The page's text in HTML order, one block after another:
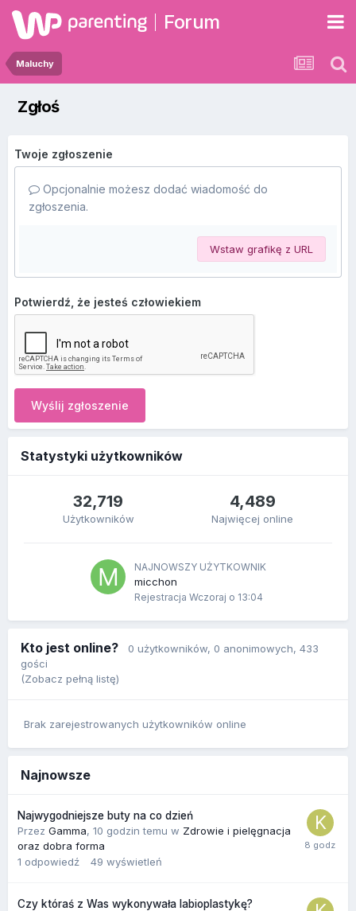
Forum
Maluchy
Zgłoś
Twoje zgłoszenie
Opcjonalnie możesz dodać wiadomość do
zgłoszenia.
Wstaw grafikę z URL
Potwierdź, że jesteś człowiekiem
Wyślij zgłoszenie
Statystyki użytkowników
32,719
Użytkowników
4,489
Najwięcej online
NAJNOWSZY UŻYTKOWNIK
micchon
Rejestracja Wczoraj o 13:04
Kto jest online? 0 użytkowników, 0 anonimowych, 433
gości
(Zobacz pełną listę)
Brak zarejestrowanych użytkowników online
Najnowsze
Najwygodniejsze buty na co dzień
Przez Gamma, 10 godzin temu w Zdrowie i pielęgnacja
oraz dobra forma
1 odpowiedź 49 wyświetleń
Czy któraś z Was wykonywała labioplastykę?